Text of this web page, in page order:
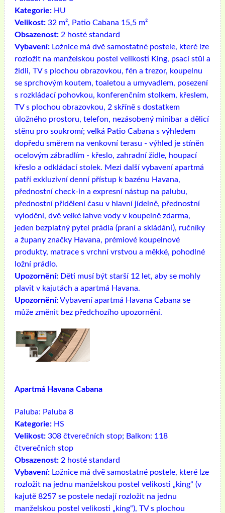
Kategorie: HU
Velikost: 32 m², Patio Cabana 15,5 m²
Obsazenost: 2 hosté standard
Vybavení: Ložnice má dvě samostatné postele, které lze
rozložit na manželskou postel velikosti King, psací stůl a
židli, TV s plochou obrazovkou, fén a trezor, koupelnu
se sprchovým koutem, toaletou a umyvadlem, posezení
s rozkládací pohovkou, konferenčním stolkem, křeslem,
TV s plochou obrazovkou, 2 skříně s dostatkem
úložného prostoru, telefon, nezásobený minibar a dělicí
stěnu pro soukromí; velká Patio Cabana s výhledem
dopředu směrem na venkovní terasu - výhled je stíněn
ocelovým zábradlím - křeslo, zahradní židle, houpací
křeslo a odkládací stolek. Mezi další vybavení apartmá
patří exkluzivní denní přístup k bazénu Havana,
přednostní check-in a expresní nástup na palubu,
přednostní přidělení času v hlavní jídelně, přednostní
vylodění, dvě velké lahve vody v koupelně zdarma,
jeden bezplatný pytel prádla (praní a skládání), ručníky
a župany značky Havana, prémiové koupelnové
produkty, matrace s vrchní vrstvou a měkké, pohodlné
ložní prádlo.
Upozornění: Děti musí být starší 12 let, aby se mohly
plavit v kajutách a apartmá Havana.
Upozornění:Vybavení apartmá Havana Cabana se
může změnit bez předchozího upozornění.
Apartmá Havana Cabana
Paluba: Paluba 8
Kategorie: HS
Velikost: 308 čtverečních stop; Balkon: 118
čtverečních stop
Obsazenost: 2 hosté standard
Vybavení: Ložnice má dvě samostatné postele, které lze
rozložit na jednu manželskou postel velikosti „king“ (v
kajutě 8257 se postele nedají rozložit na jednu
manželskou postel velikosti „king“), TV s plochou